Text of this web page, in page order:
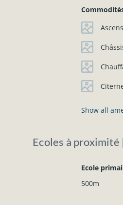
Show all
Ecoles à
Ecole
500m